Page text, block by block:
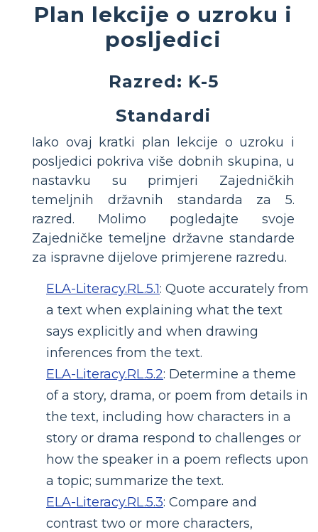
Plan lekcije o uzroku i
posljedici
Razred: K-5
Standardi
Iako ovaj kratki plan lekcije o uzroku i
posljedici pokriva više dobnih skupina, u
nastavku su primjeri Zajedničkih
temeljnih državnih standarda za 5.
razred. Molimo pogledajte svoje
Zajedničke temeljne državne standarde
za ispravne dijelove primjerene razredu.
ELA-Literacy.RL.5.1: Quote accurately from
a text when explaining what the text
says explicitly and when drawing
inferences from the text.
ELA-Literacy.RL.5.2: Determine a theme
of a story, drama, or poem from details in
the text, including how characters in a
story or drama respond to challenges or
how the speaker in a poem reflects upon
a topic; summarize the text.
ELA-Literacy.RL.5.3: Compare and
contrast two or more characters,